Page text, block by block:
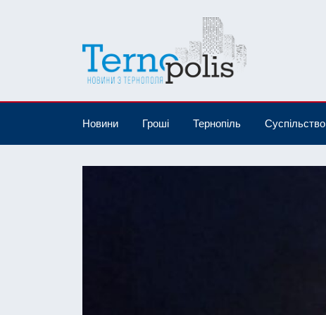
Новини Гроші Тернопіль Суспільство